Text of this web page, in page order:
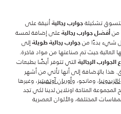
تتسوق تشكيلة جوارب رجالية أنيقة على
من أفضل جوارب رجالية على إضافة لمسة
شيء بدءًا من جوارب رجالية طويلة إلى
العالية حيث تم صناعتها من مواد فاخرة.
الجوارب الرجالية التي تتوفر أيضًا بطبعات
هذا بالإضافة إلى أنها تأتي من أشهر
كالزيدونيا، ومانجو، وأوريان آوتفيتيز، وغيرها
المتاحة اونلاين لدينا لكي تجد
المختلفة، والألوان العصرية